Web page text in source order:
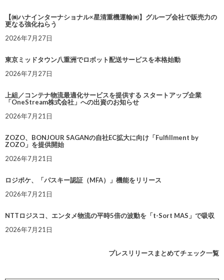
【㈱ハナインターナショナル×星清重機運輸㈱】グループ会社で販売力の
更なる強化ねらう
2026年7月27日
東京ミッドタウン八重洲でロボット配送サービスを本格始動
2026年7月27日
上組／コンテナ物流最適化サービスを提供する スタートアップ企業
「OneStream株式会社」への出資のお知らせ
2026年7月21日
ZOZO、BONJOUR SAGANの自社EC拡大に向け「Fulfillment by
ZOZO」を提供開始
2026年7月21日
ロジポケ、「パスキー認証（MFA）」機能をリリース
2026年7月21日
NTTロジスコ、エンタメ物流の平時5倍の波動を「t-Sort MAS」で吸収
2026年7月21日
プレスリリースまとめてチェック一覧